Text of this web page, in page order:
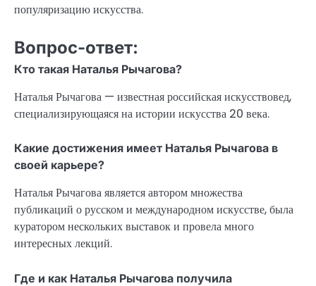
популяризацию искусства.
Вопрос-ответ:
Кто такая Наталья Рычагова?
Наталья Рычагова — известная российская искусствовед,
специализирующаяся на истории искусства 20 века.
Какие достижения имеет Наталья Рычагова в
своей карьере?
Наталья Рычагова является автором множества
публикаций о русском и международном искусстве, была
куратором нескольких выставок и провела много
интересных лекций.
Где и как Наталья Рычагова получила